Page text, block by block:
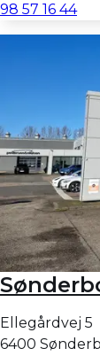
98 57 16 44
Ellegårdvej 5
6400